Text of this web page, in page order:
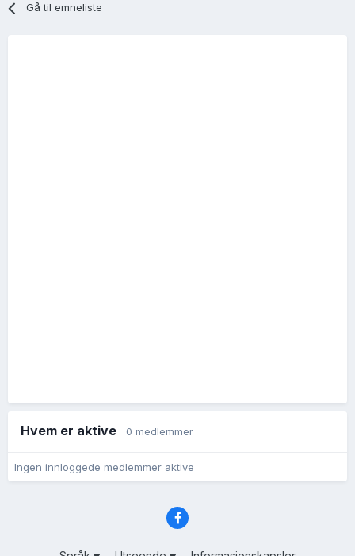
Gå til emneliste
Hvem er aktive 0 medlemmer
Ingen innloggede medlemmer aktive